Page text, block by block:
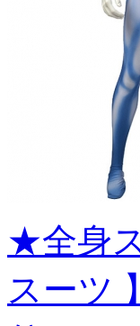
★全身
スーツ